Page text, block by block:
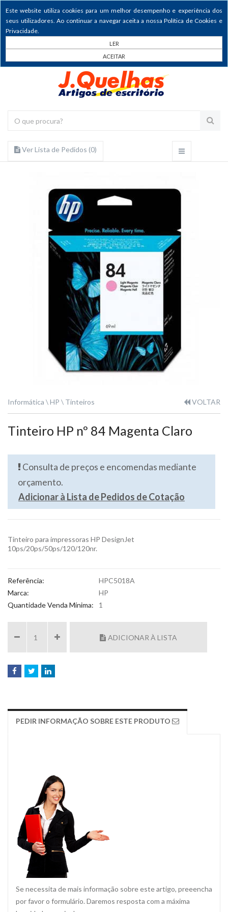
Este website utiliza cookies para um melhor desempenho e experiência dos
seus utilizadores. Ao continuar a navegar aceita a nossa Política de Cookies e
Privacidade.
LER
ACEITAR
Ver Lista de Pedidos (0)
Informática HP Tinteiros VOLTAR
Tinteiro HP nº 84 Magenta Claro
Consulta de preços e encomendas mediante
orçamento.
Adicionar à Lista de Pedidos de Cotação
Tinteiro para impressoras HP DesignJet
10ps/20ps/50ps/120/120nr.
Referência:
HPC5018A
Marca:
HP
Quantidade Venda Mínima:
1
ADICIONAR À LISTA
PEDIR INFORMAÇÃO SOBRE ESTE PRODUTO
Se necessita de mais informação sobre este artigo, preeencha
por favor o formulário. Daremos resposta com a máxima